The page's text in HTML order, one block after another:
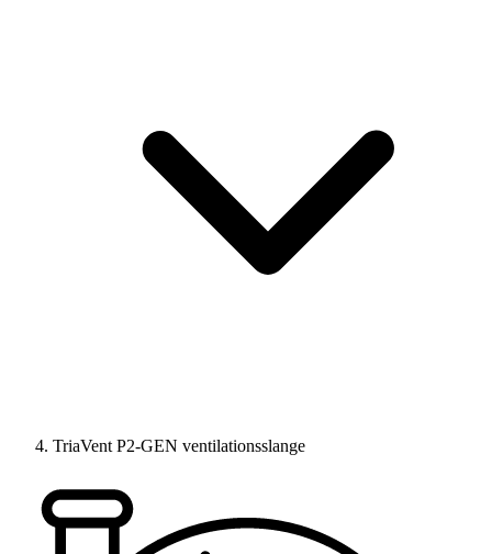
TriaVent P2-GEN ventilationsslange